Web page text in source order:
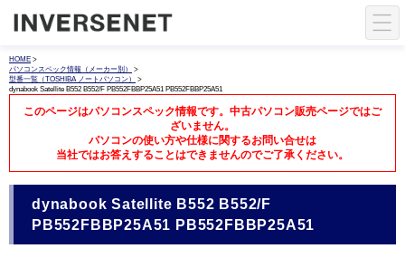
HOME >
パソコンスペック情報（メーカー別）
>
型番一覧（TOSHIBA ノートパソコン）
>
dynabook Satellite B552 B552/F PB552FBBP25A51 PB552FBBP25A51
このページはパソコンスペック情報です。中古パソコン販売ページではご
ざいません。
パソコンの使い方や仕様に関するお問い合せは
当社ではお答えすることはできませんのでご了承ください。
dynabook Satellite B552 B552/F
PB552FBBP25A51 PB552FBBP25A51